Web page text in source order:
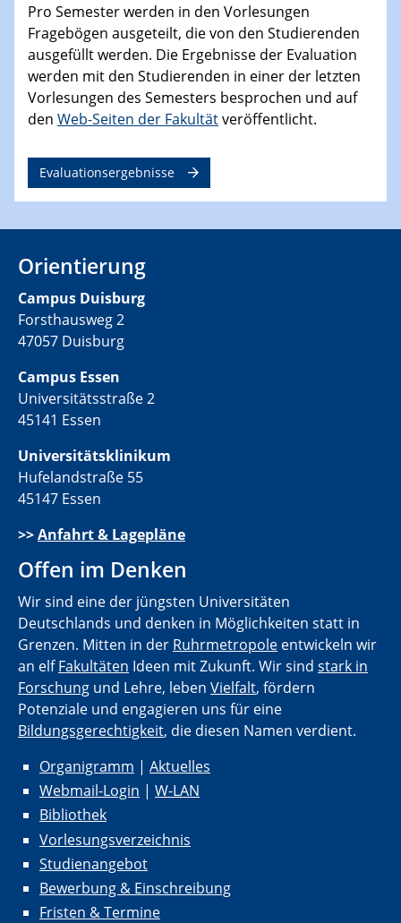
Pro Semester werden in den Vorlesungen
Fragebögen ausgeteilt, die von den Studierenden
ausgefüllt werden. Die Ergebnisse der Evaluation
werden mit den Studierenden in einer der letzten
Vorlesungen des Semesters besprochen und auf
den Web-Seiten der Fakultätveröffentlicht.
Evaluationsergebnisse
Orientierung
Campus Duisburg
Forsthausweg 2
47057 Duisburg
Campus Essen
Universitätsstraße 2
45141 Essen
Universitätsklinikum
Hufelandstraße 55
45147 Essen
>>Anfahrt & Lagepläne
Offen im Denken
Wir sind eine der jüngsten Universitäten
Deutschlands und denken in Möglichkeiten statt in
Grenzen. Mitten in der Ruhrmetropole entwickeln wir
an elfFakultäten Ideen mit Zukunft. Wir sind stark in
Forschung und Lehre, leben Vielfalt, fördern
Potenziale und engagieren uns für eine
Bildungsgerechtigkeit, die diesen Namen verdient.
Organigramm | Aktuelles
Webmail-Login | W-LAN
Bibliothek
Vorlesungsverzeichnis
Studienangebot
Bewerbung & Einschreibung
Fristen & Termine